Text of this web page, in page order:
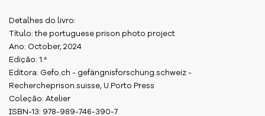
Detalhes do livro:
Título: the portuguese prison photo project
Ano: October, 2024
Edição: 1.ª
Editora: Gefo.ch - gefängnisforschung.schweiz -
Rechercheprison.suisse, U.Porto Press
Coleção: Atelier
ISBN-13: 978-989-746-390-7